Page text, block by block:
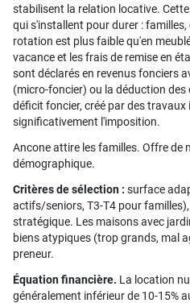
stabilisent la relation locative.
qui s'installent pour durer :
rotation est plus faible qu'en
vacance et les frais de remise en
sont déclarés en revenus fonciers
(micro-foncier) ou la déduction des
déficit foncier, créé par des
significativement l'imposition.
Ancone attire les familles. Offre de
démographique.
Critères de sélection : surface
actifs/seniors, T3-T4 pour
stratégique. Les maisons avec
biens atypiques (trop grands, mal
preneur.
Équation financière. La location
généralement inférieur de 10-15%